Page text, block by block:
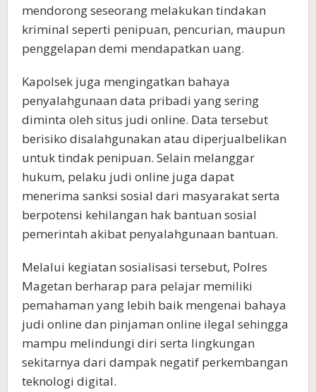
mendorong seseorang melakukan tindakan
kriminal seperti penipuan, pencurian, maupun
penggelapan demi mendapatkan uang.
Kapolsek juga mengingatkan bahaya
penyalahgunaan data pribadi yang sering
diminta oleh situs judi online. Data tersebut
berisiko disalahgunakan atau diperjualbelikan
untuk tindak penipuan. Selain melanggar
hukum, pelaku judi online juga dapat
menerima sanksi sosial dari masyarakat serta
berpotensi kehilangan hak bantuan sosial
pemerintah akibat penyalahgunaan bantuan.
Melalui kegiatan sosialisasi tersebut, Polres
Magetan berharap para pelajar memiliki
pemahaman yang lebih baik mengenai bahaya
judi online dan pinjaman online ilegal sehingga
mampu melindungi diri serta lingkungan
sekitarnya dari dampak negatif perkembangan
teknologi digital.